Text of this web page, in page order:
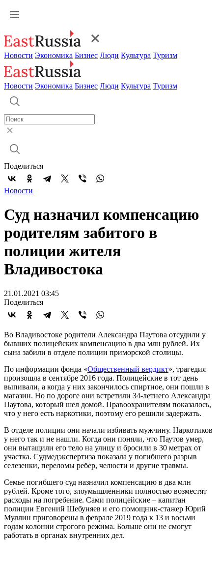
Новости Экономика Бизнес Люди Культура Туризм
Новости Экономика Бизнес Люди Культура Туризм
Поделиться
Новости
Суд назначил компенсацию
родителям забитого в
полиции жителя
Владивостока
21.01.2021 03:45
Поделиться
Во Владивостоке родители Александра Паутова отсудили у
бывших полицейских компенсацию в два млн рублей. Их
сына забили в отделе полиции приморской столицы.
По информации фонда «Общественный вердикт», трагедия
произошла в сентябре 2016 года. Полицейские в тот день
выпивали, а когда у них закончилось спиртное, они пошли в
магазин. Но по дороге они встретили 34-летнего Александра
Паутова, который шел домой. Правоохранителям показалось,
что у него есть наркотики, поэтому его решили задержать.
В отделе полиции они начали избивать мужчину. Наркотиков
у него так и не нашли. Когда они поняли, что Паутов умер,
они вытащили его тело на улицу и бросили в 30 метрах от
участка. Судмедэкспертиза показала у погибшего разрыв
селезенки, переломы ребер, челюсти и другие травмы.
Семье погибшего суд назначил компенсацию в два млн
рублей. Кроме того, злоумышленники полностью возместят
расходы на погребение. Сами полицейские – капитан
полиции Евгений Шебуняев и его помощник-стажер Юрий
Муллин приговорены в феврале 2019 года к 13 и восьми
годам колонии строгого режима. Больше они не смогут
работать в органах внутренних дел.